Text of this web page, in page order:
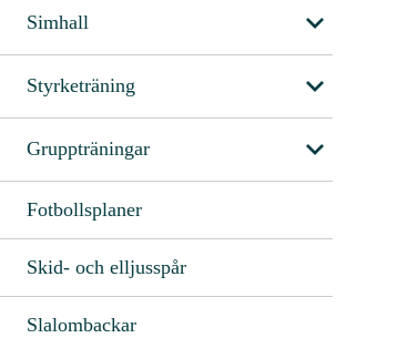
Simhall
Styrketräning
Gruppträningar
Fotbollsplaner
Skid- och elljusspår
Slalombackar